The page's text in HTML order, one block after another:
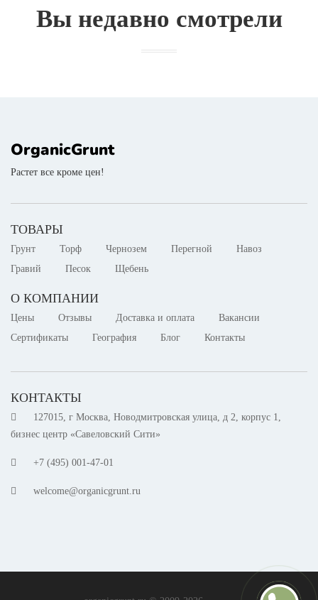
Вы недавно смотрели
OrganicGrunt
Растет все кроме цен!
ТОВАРЫ
Грунт Торф Чернозем Перегной
Навоз
Гравий
Песок Щебень
О КОМПАНИИ
Цены Отзывы Доставка и оплата
Вакансии
Сертификаты
География Блог Контакты
КОНТАКТЫ
127015, г Москва, Новодмитровская улица, д 2, корпус 1,
бизнес центр «Савеловский Сити»
+7 (495) 001-47-01
welcome@organicgrunt.ru